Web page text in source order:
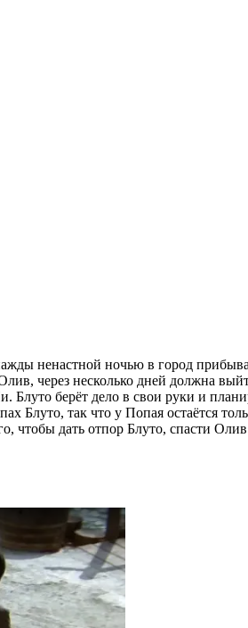
ненастной ночью в город
через несколько дней должна
Блуто берёт дело в свои руки и
Блуто, так что у Попая остаётся
чтобы дать отпор Блуто, спасти